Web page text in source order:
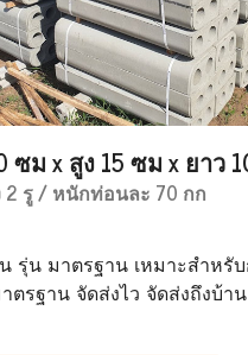
ซม x สูง 15 ซม x ยาว
2 รู / หนักท่อนละ 70 กก
รุ่น มาตรฐาน เหมาะสำหรั
ตรฐาน จัดส่งไว จัดส่งถึงบ้าน